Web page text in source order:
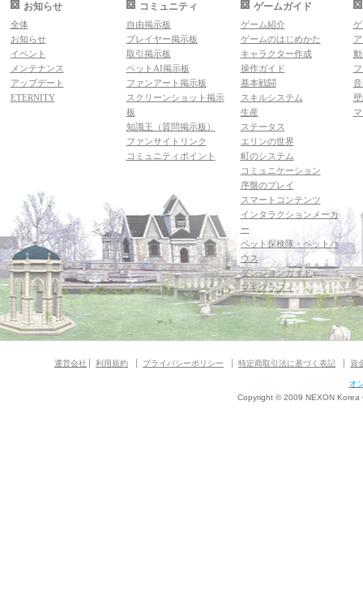
お知らせ
全体
お知らせ
イベント
メンテナンス
アップデート
ETERNITY
コミュニティ
自由掲示板
プレイヤー掲示板
取引掲示板
ペットAI掲示板
ファンアート掲示板
スクリーンショット掲示
板
知識王（質問掲示板）
ファンサイトリンク
コミュニティポイント
ゲームガイド
ゲーム紹介
ゲームのはじめかた
キャラクター作成
操作ガイド
基本戦闘
スキルシステム
生産
ステータス
エリンの世界
町のシステム
コミュニケーション
序盤のプレイ
スマートコンテンツ
インタラクションメーカ
ー
ペット探検隊・ペットハ
ウス
ダンジョンガイド
マギグラフィ
運営会社 利用規約 プライバシーポリシー 特定商取引法に基づく表記 資
オ
Copyright © 2009 NEXON Korea